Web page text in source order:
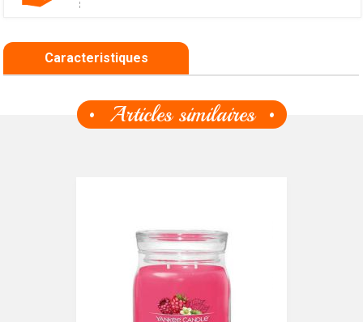
Caracteristiques
Articles similaires